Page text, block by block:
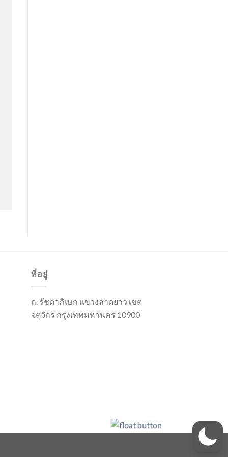
ที่อยู่
ถ. รัชดาภิเษก แขวงลาดยาว เขต
จตุจักร กรุงเทพมหานคร 10900